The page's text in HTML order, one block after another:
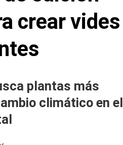
crear vides
plantas más
climático en el